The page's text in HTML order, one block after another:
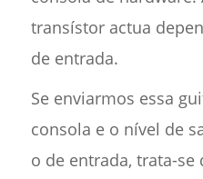
transístor actua
de entrada.
Se enviarmos essa
consola e o nível de
o de entrada, trata-se